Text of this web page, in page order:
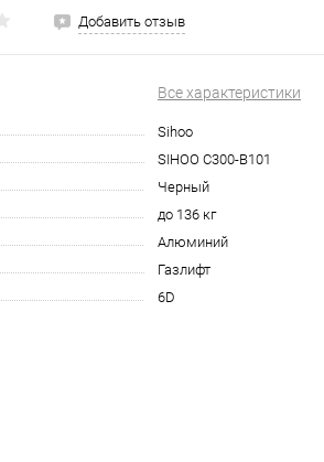
Добавить отзыв
Все характеристики
Sihoo
SIHOO C300-B101
Черный
до 136 кг
Алюминий
Газлифт
6D